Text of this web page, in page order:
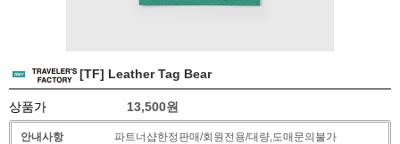
[TF] Leather Tag Bear
상품가 13,500원
안내사항 파트너샵한정판매/회원전용/대량,도매문의불가